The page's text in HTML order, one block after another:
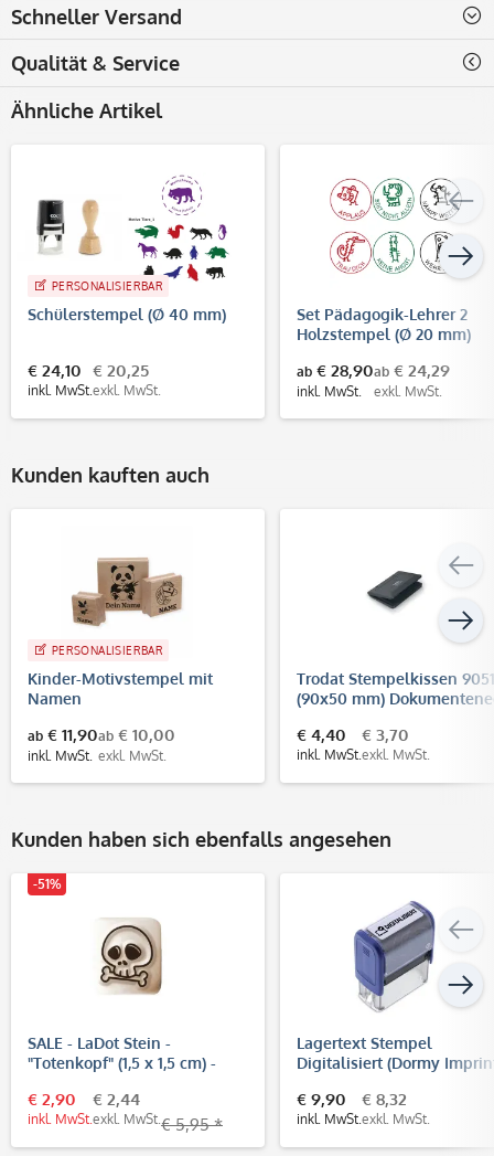
Schneller Versand
Qualität & Service
Ähnliche Artikel
PERSONALISIERBAR
Schülerstempel (Ø 40 mm)
€ 24,10
inkl. MwSt.
€ 20,25
exkl. MwSt.
Set Pädagogik-Lehrer 2
Holzstempel (Ø 20 mm)
ab € 28,90
inkl. MwSt.
ab € 24,29
exkl. MwSt.
Kunden kauften auch
PERSONALISIERBAR
Kinder-Motivstempel mit
Namen
ab € 11,90
inkl. MwSt.
ab € 10,00
exkl. MwSt.
Trodat Stempelkissen 9051
(90x50 mm)
€ 4,40
inkl. MwSt.
€ 3,70
exkl. MwSt.
Kunden haben sich ebenfalls angesehen
-51%
SALE - LaDot Stein -
"Totenkopf" (1,5 x 1,5 cm) -
€ 2,90
inkl. MwSt.
€ 2,44
exkl. MwSt. € 5,95 *
Lagertext Stempel
Digitalisiert (Dormy
€ 9,90
inkl. MwSt.
€ 8,32
exkl. MwSt.